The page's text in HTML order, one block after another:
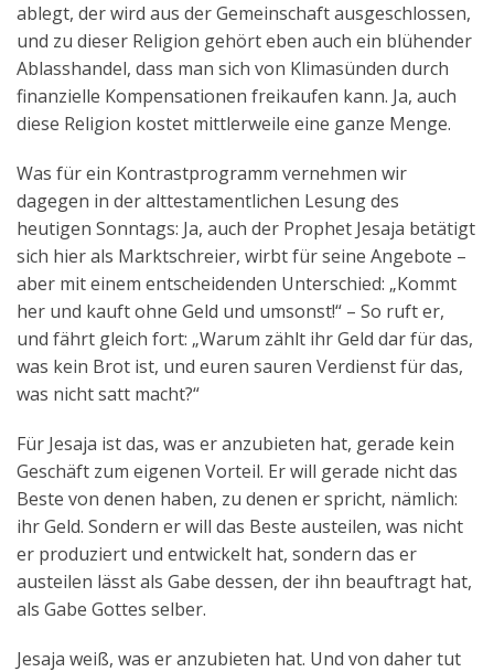
ablegt, der wird aus der Gemeinschaft ausgeschlossen,
und zu dieser Religion gehört eben auch ein blühender
Ablasshandel, dass man sich von Klimasünden durch
finanzielle Kompensationen freikaufen kann. Ja, auch
diese Religion kostet mittlerweile eine ganze Menge.
Was für ein Kontrastprogramm vernehmen wir
dagegen in der alttestamentlichen Lesung des
heutigen Sonntags: Ja, auch der Prophet Jesaja betätigt
sich hier als Marktschreier, wirbt für seine Angebote –
aber mit einem entscheidenden Unterschied: „Kommt
her und kauft ohne Geld und umsonst!“ – So ruft er,
und fährt gleich fort: „Warum zählt ihr Geld dar für das,
was kein Brot ist, und euren sauren Verdienst für das,
was nicht satt macht?“
Für Jesaja ist das, was er anzubieten hat, gerade kein
Geschäft zum eigenen Vorteil. Er will gerade nicht das
Beste von denen haben, zu denen er spricht, nämlich:
ihr Geld. Sondern er will das Beste austeilen, was nicht
er produziert und entwickelt hat, sondern das er
austeilen lässt als Gabe dessen, der ihn beauftragt hat,
als Gabe Gottes selber.
Jesaja weiß, was er anzubieten hat. Und von daher tut